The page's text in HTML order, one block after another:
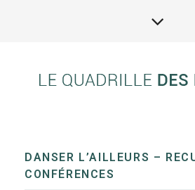
DANSER L’AILLEURS –
CONFÉRENCES